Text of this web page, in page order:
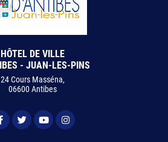
HÔTEL DE VILLE
- JUAN-LES-PINS
24 Cours Masséna,
06600 Antibes